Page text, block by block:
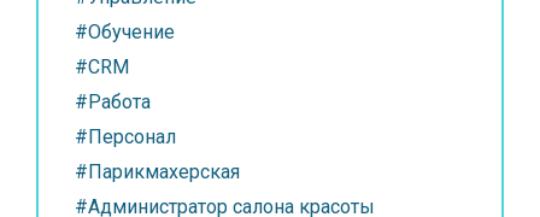
#Обучение
#CRM
#Работа
#Персонал
#Парикмахерская
#Администратор салона красоты